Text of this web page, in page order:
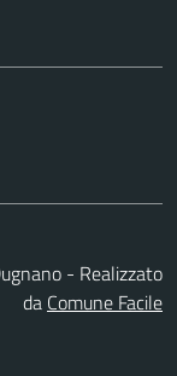
- Realizzato
da Comune Facile